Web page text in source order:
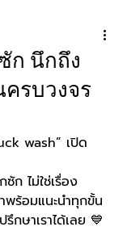
ก นึกถึง
รบวงจร
wash” เปิด
ซัก ไม่ใช่เรื่อง
พร้อมแนะนำทุกขั้น
กษาเราได้เลย 💙